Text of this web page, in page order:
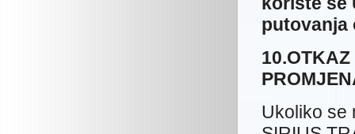
putovanja
10.OTKAZ
Ukoliko se